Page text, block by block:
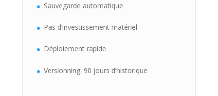
Sauvegarde automatique
Pas d’investissement matériel
Déploiement rapide
Versionning: 90 jours d’historique